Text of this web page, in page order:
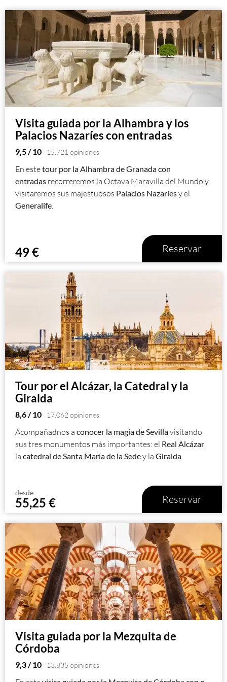
Visita guiada por la Alhambra y los
Palacios Nazaríes con entradas
9,5/ 10 15.721 opiniones
En estetour por la Alhambra de Granadacon
entradas recorreremos la Octava Maravilla del Mundo y
visitaremos sus majestuosos Palacios Nazaríesy el
Generalife.
49€ Reservar
Tour por el Alcázar, la Catedral y la
Giralda
8,6 / 10 17.062 opiniones
Acompañadnos a conocer la magia de Sevillavisitando
sus tres monumentos más importantes: el Real Alcázar
la catedral de Santa María de la Sedey la Giralda
desde
55,25 € Reservar
Visita guiada por la Mezquita de
Córdoba
9,3 / 10 13.835 opiniones